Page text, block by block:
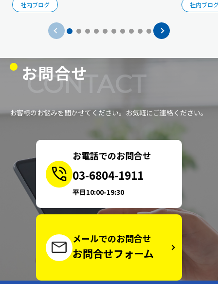
社内ブログ 社内ブロ
お問合せ
CONTACT
お客様のお悩みを聞かせてください。お気軽にご連絡ください。
お電話でのお問合せ
03-6804-1911
平日10:00-19:30
メールでのお問合せ
お問合せフォーム